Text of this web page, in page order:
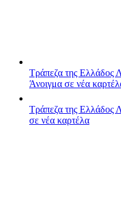
Τράπεζα της Ελλάδος
Άνοιγμα σε νέα
Τράπεζα της Ελλάδος
σε νέα καρτέλα